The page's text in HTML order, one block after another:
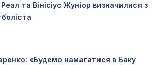
Реал та Вінісіус Жуніор визначилися з
«Будемо намагатися в Баку